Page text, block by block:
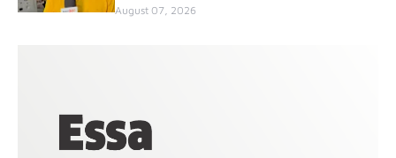
August 07, 2026